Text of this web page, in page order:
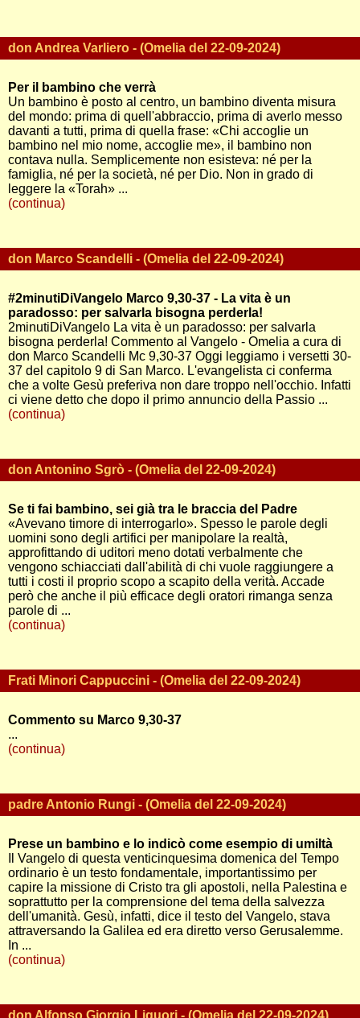
don Andrea Varliero - (Omelia del 22-09-2024)
Per il bambino che verrà
Un bambino è posto al centro, un bambino diventa misura
del mondo: prima di quell'abbraccio, prima di averlo messo
davanti a tutti, prima di quella frase: «Chi accoglie un
bambino nel mio nome, accoglie me», il bambino non
contava nulla. Semplicemente non esisteva: né per la
famiglia, né per la società, né per Dio. Non in grado di
leggere la «Torah» ...
(continua)
don Marco Scandelli - (Omelia del 22-09-2024)
#2minutiDiVangelo Marco 9,30-37 - La vita è un
paradosso: per salvarla bisogna perderla!
2minutiDiVangelo La vita è un paradosso: per salvarla
bisogna perderla! Commento al Vangelo - Omelia a cura di
don Marco Scandelli Mc 9,30-37 Oggi leggiamo i versetti 30-
37 del capitolo 9 di San Marco. L'evangelista ci conferma
che a volte Gesù preferiva non dare troppo nell'occhio. Infatti
ci viene detto che dopo il primo annuncio della Passio ...
(continua)
don Antonino Sgrò - (Omelia del 22-09-2024)
Se ti fai bambino, sei già tra le braccia del Padre
«Avevano timore di interrogarlo». Spesso le parole degli
uomini sono degli artifici per manipolare la realtà,
approfittando di uditori meno dotati verbalmente che
vengono schiacciati dall'abilità di chi vuole raggiungere a
tutti i costi il proprio scopo a scapito della verità. Accade
però che anche il più efficace degli oratori rimanga senza
parole di ...
(continua)
Frati Minori Cappuccini - (Omelia del 22-09-2024)
Commento su Marco 9,30-37
...
(continua)
padre Antonio Rungi - (Omelia del 22-09-2024)
Prese un bambino e lo indicò come esempio di umiltà
Il Vangelo di questa venticinquesima domenica del Tempo
ordinario è un testo fondamentale, importantissimo per
capire la missione di Cristo tra gli apostoli, nella Palestina e
soprattutto per la comprensione del tema della salvezza
dell'umanità. Gesù, infatti, dice il testo del Vangelo, stava
attraversando la Galilea ed era diretto verso Gerusalemme.
In ...
(continua)
don Alfonso Giorgio Liguori - (Omelia del 22-09-2024)